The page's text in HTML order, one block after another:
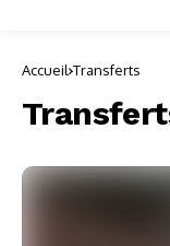
Accueil Transferts